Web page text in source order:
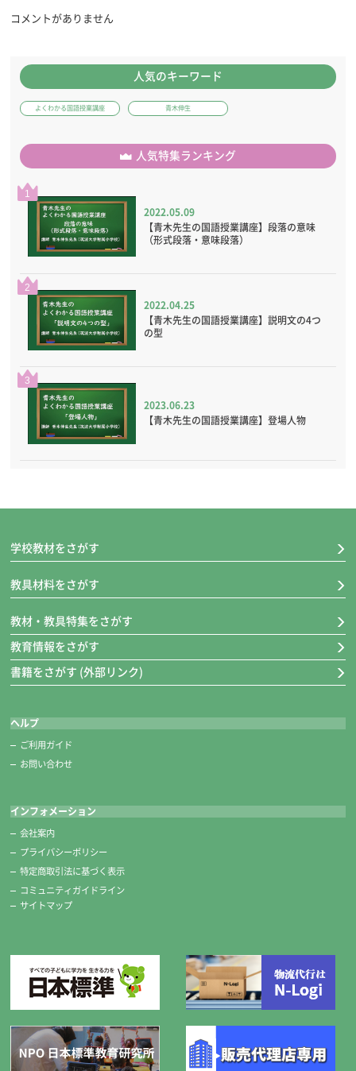
コメントがありません
人気のキーワード
よくわかる国語授業講座 青木伸生
人気特集ランキング
1
2022.05.09
【青木先生の国語授業講座】段落の意味
（形式段落・意味段落）
2
2022.04.25
【青木先生の国語授業講座】説明文の4つ
の型
3
2023.06.23
【青木先生の国語授業講座】登場人物
学校教材をさがす
教具材料をさがす
教材・教具特集をさがす
教育情報をさがす
書籍をさがす (外部リンク)
ヘルプ
ご利用ガイド
お問い合わせ
インフォメーション
会社案内
プライバシーポリシー
特定商取引法に基づく表示
コミュニティガイドライン
サイトマップ